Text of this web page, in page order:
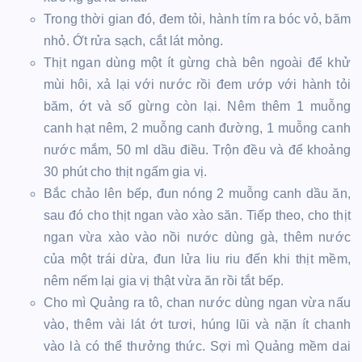
Trong thời gian đó, đem tỏi, hành tím ra bóc vỏ, băm
nhỏ. Ớt rửa sạch, cắt lát mỏng.
Thịt ngan dùng một ít gừng chà bên ngoài để khử
mùi hôi, xả lại với nước rồi đem ướp với hành tỏi
băm, ớt và số gừng còn lại. Nêm thêm 1 muỗng
canh hạt nêm, 2 muỗng canh đường, 1 muỗng canh
nước mắm, 50 ml dầu điều. Trộn đều và để khoảng
30 phút cho thịt ngấm gia vị.
Bắc chảo lên bếp, đun nóng 2 muỗng canh dầu ăn,
sau đó cho thịt ngan vào xào săn. Tiếp theo, cho thịt
ngan vừa xào vào nồi nước dùng gà, thêm nước
của một trái dừa, đun lửa liu riu đến khi thịt mềm,
nêm nếm lại gia vị thật vừa ăn rồi tắt bếp.
Cho mì Quảng ra tô, chan nước dùng ngan vừa nấu
vào, thêm vài lát ớt tươi, húng lũi và nặn ít chanh
vào là có thể thưởng thức. Sợi mì Quảng mềm dai